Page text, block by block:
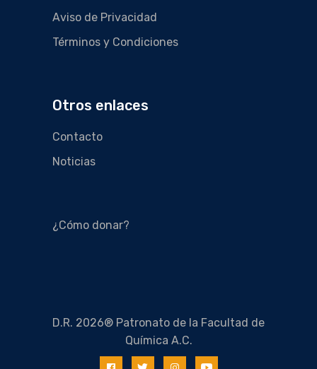
Aviso de Privacidad
Términos y Condiciones
Otros enlaces
Contacto
Noticias
¿Cómo donar?
D.R. 2026® Patronato de la Facultad de
Química A.C.